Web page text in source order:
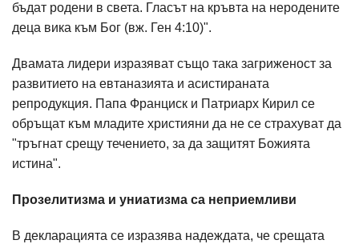
бъдат родени в света. Гласът на кръвта на неродените
деца вика към Бог (вж. Ген 4:10)".
Двамата лидери изразяват също така загриженост за
развитието на евтаназията и асистираната
репродукция. Папа Франциск и Патриарх Кирил се
обръщат към младите християни да не се страхуват да
"тръгнат срещу течението, за да защитят Божията
истина".
Прозелитизма и униатизма са неприемливи
В декларацията се изразява надеждата, че срещата